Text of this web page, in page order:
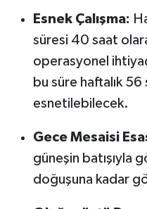
Esnek Çalışma:
süresi 40 saat
operasyonel
bu süre haftalık
esnetilebilecek.
Gece Mesaisi
güneşin batışıyla
doğuşuna kadar